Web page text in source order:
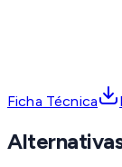
Ficha Técnica